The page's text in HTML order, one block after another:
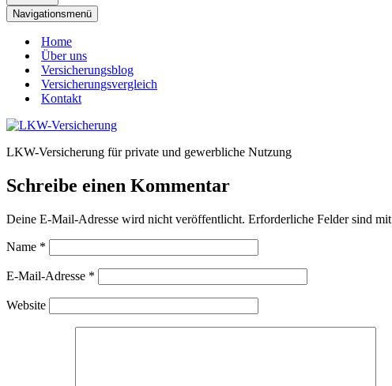
Navigationsmenü
Home
Über uns
Versicherungsblog
Versicherungsvergleich
Kontakt
LKW-Versicherung für private und gewerbliche Nutzung
Schreibe einen Kommentar
Deine E-Mail-Adresse wird nicht veröffentlicht. Erforderliche Felder sind mit
Name *
E-Mail-Adresse *
Website